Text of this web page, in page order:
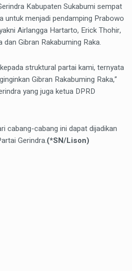
Kabupaten Sukabumi sempat
untuk menjadi pendamping Prabowo
Airlangga Hartarto, Erick Thohir,
Gibran Rakabuming Raka.
struktural partai kami, ternyata
Gibran Rakabuming Raka,”
yang juga ketua DPRD
cabang-cabang ini dapat dijadikan
Gerindra.(*SN/Lison)